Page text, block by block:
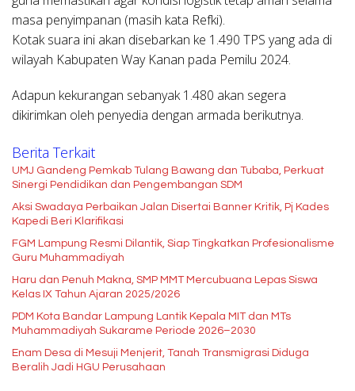
masa penyimpanan (masih kata Refki).
Kotak suara ini akan disebarkan ke 1.490 TPS yang ada di
wilayah Kabupaten Way Kanan pada Pemilu 2024.
Adapun kekurangan sebanyak 1.480 akan segera
dikirimkan oleh penyedia dengan armada berikutnya.
Berita Terkait
UMJ Gandeng Pemkab Tulang Bawang dan Tubaba, Perkuat
Sinergi Pendidikan dan Pengembangan SDM
Aksi Swadaya Perbaikan Jalan Disertai Banner Kritik, Pj Kades
Kapedi Beri Klarifikasi
FGM Lampung Resmi Dilantik, Siap Tingkatkan Profesionalisme
Guru Muhammadiyah
Haru dan Penuh Makna, SMP MMT Mercubuana Lepas Siswa
Kelas IX Tahun Ajaran 2025/2026
PDM Kota Bandar Lampung Lantik Kepala MIT dan MTs
Muhammadiyah Sukarame Periode 2026–2030
Enam Desa di Mesuji Menjerit, Tanah Transmigrasi Diduga
Beralih Jadi HGU Perusahaan